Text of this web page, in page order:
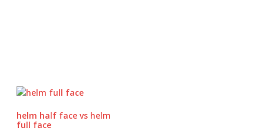
helm half face vs helm
full face